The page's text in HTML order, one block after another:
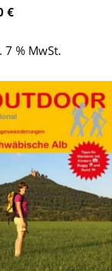
€
7 % MwSt.
Zu
Wunschliste
hinzufügen